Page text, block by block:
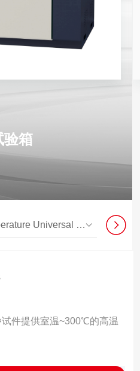
验箱
Testing Machine
件提供室温~300℃的高温